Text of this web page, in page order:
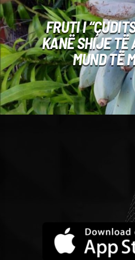
FRUTI I
KANË SHIJE TË
MUND TË